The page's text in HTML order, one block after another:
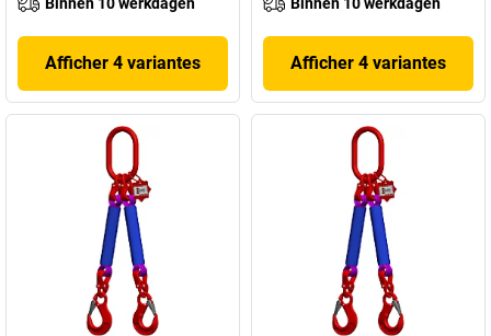
Afficher 4 variantes Afficher 4 variantes